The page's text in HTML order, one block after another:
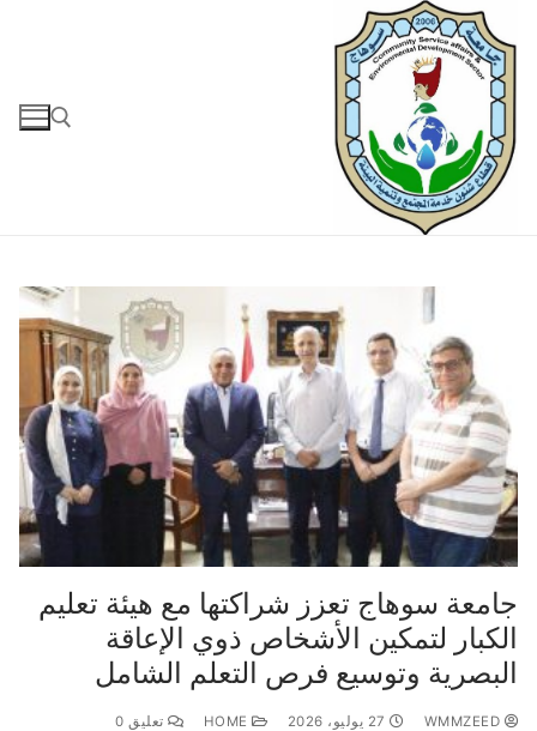
جامعة سوهاج تعزز شراكتها مع هيئة تعليم
الكبار لتمكين الأشخاص ذوي الإعاقة
البصرية وتوسيع فرص التعلم الشامل
27 يوليو، 2026 تعليق 0